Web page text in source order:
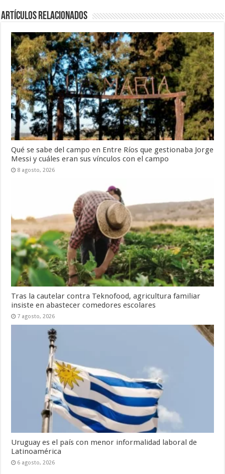
Artículos Relacionados
Qué se sabe del campo en Entre Ríos que gestionaba Jorge
Messi y cuáles eran sus vínculos con el campo
8 agosto, 2026
Tras la cautelar contra Teknofood, agricultura familiar
insiste en abastecer comedores escolares
7 agosto, 2026
Uruguay es el país con menor informalidad laboral de
Latinoamérica
6 agosto, 2026